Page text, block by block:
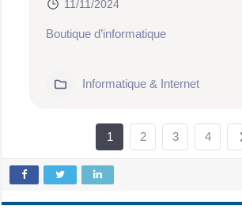
11/11/2024
Boutique d’informatique
Informatique & Internet
1 2 3 4